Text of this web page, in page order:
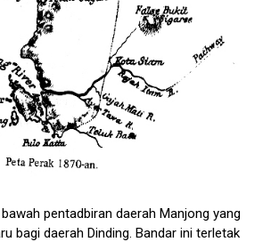
pentadbiran daerah Manjong yang
bagi daerah Dinding. Bandar ini terletak